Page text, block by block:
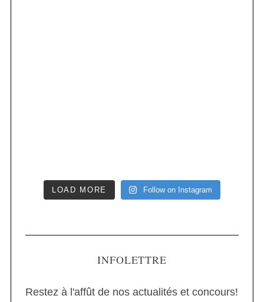
LOAD MORE Follow on Instagram
INFOLETTRE
Restez à l'affût de nos actualités et concours!